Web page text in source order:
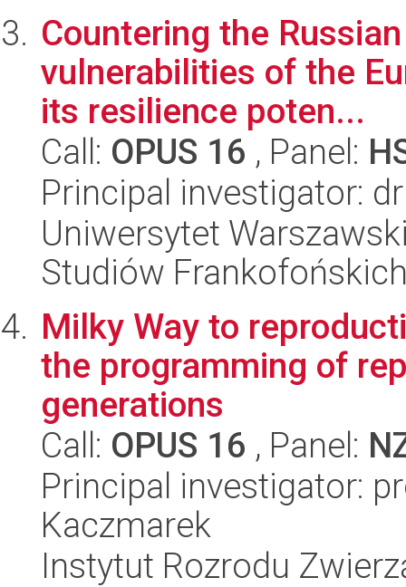
Countering the
vulnerabilities of the
its resilience poten...
Call: OPUS 16 , Panel:
Principal investigator:
Uniwersytet
Studiów
Milky Way to
the programming of
generations
Call: OPUS 16 , Panel:
Principal investigator:
Kaczmarek
Instytut Rozrodu